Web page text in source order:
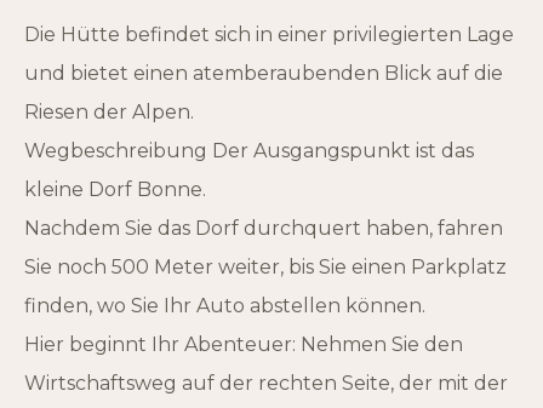
Die Hütte befindet sich in einer privilegierten Lage
und bietet einen atemberaubenden Blick auf die
Riesen der Alpen.
Wegbeschreibung Der Ausgangspunkt ist das
kleine Dorf Bonne.
Nachdem Sie das Dorf durchquert haben, fahren
Sie noch 500 Meter weiter, bis Sie einen Parkplatz
finden, wo Sie Ihr Auto abstellen können.
Hier beginnt Ihr Abenteuer: Nehmen Sie den
Wirtschaftsweg auf der rechten Seite, der mit der